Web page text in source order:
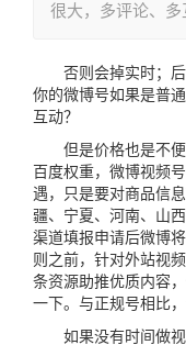
很大，多评论、
否则会掉实时；后
你的微博号如果是普
互动？
但是价格也是不便
百度权重，微博视频
遇，只是要对商品信
疆、宁夏、河南、山
渠道填报申请后微博
则之前，针对外站视
条资源助推优质内容
一下。与正规号相比
如果没有时间做视